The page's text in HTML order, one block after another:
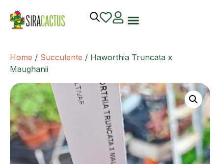
Home / Succulente / Haworthia Truncata x
Maughanii